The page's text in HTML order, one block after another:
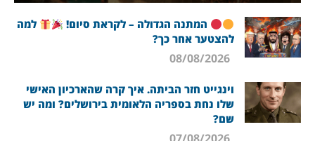
המתנה הגדולה – לקראת סיום!
למה
להצטער אחר כך?
וינגייט חזר הביתה. איך קרה שהארכיון האישי
שלו נחת בספריה הלאומית בירושלים? ומה יש
שם?